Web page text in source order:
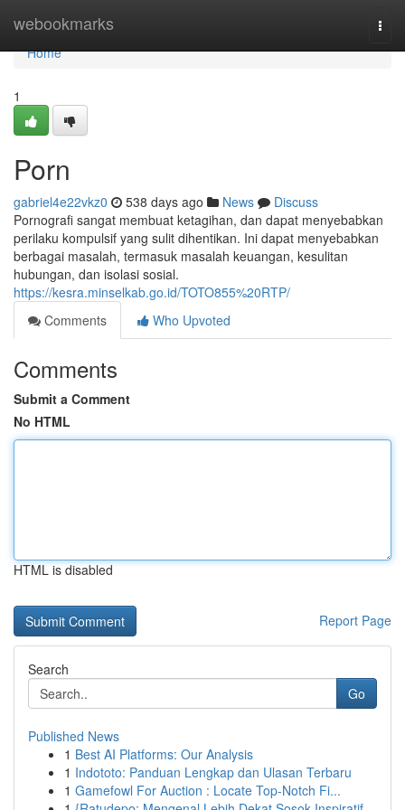
webookmarks
Home
Home
1
Porn
gabriel4e22vkz0 538 days ago News
Discuss
Pornografi sangat membuat ketagihan, dan dapat menyebabkan
perilaku kompulsif yang sulit dihentikan. Ini dapat menyebabkan
berbagai masalah, termasuk masalah keuangan, kesulitan
hubungan, dan isolasi sosial.
https://kesra.minselkab.go.id/TOTO855%20RTP/
Comments
Who Upvoted
Comments
Submit a Comment
No HTML
HTML is disabled
Report Page
Search
Go
Published News
1 Best AI Platforms: Our Analysis
1 Indototo: Panduan Lengkap dan Ulasan Terbaru
1 Gamefowl For Auction : Locate Top-Notch Fi...